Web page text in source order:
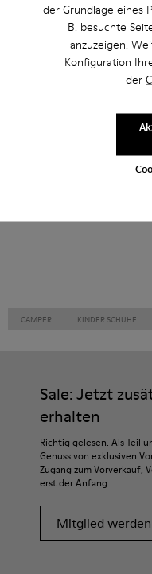
der Grundlage eines
B. besuchte
anzuzeigen.
Konfiguration
der
Andere
Lässige
CAMPER KINDER SCHUHE
Sale: Jetzt
erhalten
Richtig gelesen. Als Teil
Genuss von exklusiven
Zugang zum Vorverkauf,
erst der Anfang.
Mitglied werden